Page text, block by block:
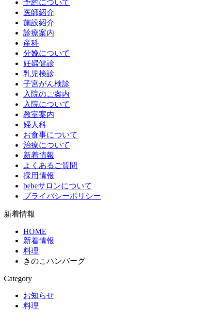
予約について
医師紹介
施設紹介
診療案内
産科
分娩について
妊婦健診
乳児検診
子宮がん検診
入院のご案内
入院について
教室案内
婦人科
お食事について
治療について
新着情報
よくあるご質問
採用情報
bebeサロンについて
プライバシーポリシー
新着情報
HOME
新着情報
料理
きのこハンバーグ
Category
お知らせ
料理